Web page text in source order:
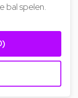
bal spelen.